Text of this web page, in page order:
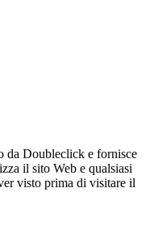
da Doubleclick e fornisce
il sito Web e qualsiasi
visto prima di visitare il